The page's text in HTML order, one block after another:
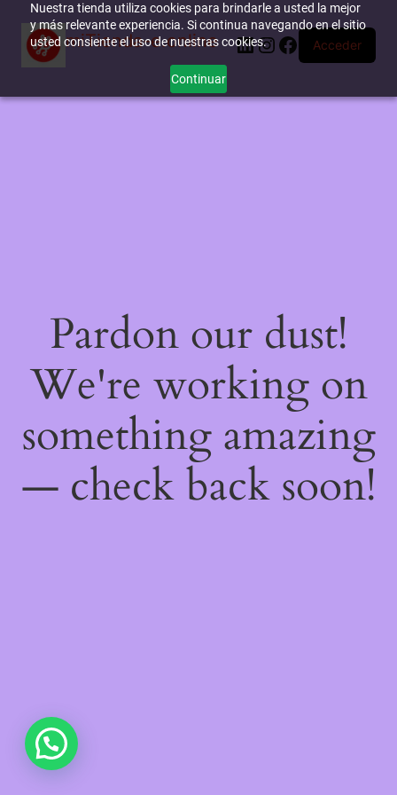
Nuestra tienda utiliza cookies para brindarle a usted la mejor
y más relevante experiencia. Si continua navegando en el sitio
usted consiente el uso de nuestras cookies.
Continuar
miTienda-e.online LinkedIn
Instagram
Facebook
Acceder
Pardon our dust!
We're working on
something amazing
— check back soon!